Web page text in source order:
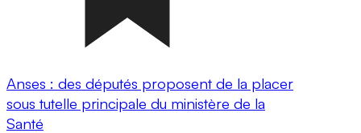
Anses : des députés proposent de la placer
sous tutelle principale du ministère de la
Santé